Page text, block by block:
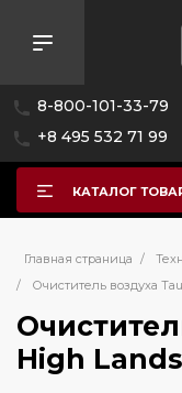
8-800-101-33-79
+8 495 532 71 99
КАТАЛОГ
Главная страница /
/
Очиститель воздуха
High